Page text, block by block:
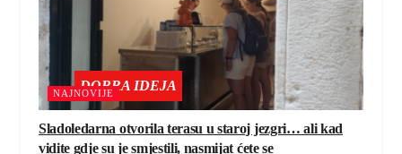
DOBRA IDEJA
NAJNOVIJE
Sladoledarna otvorila terasu u staroj jezgri… ali kad
vidite gdje su je smjestili, nasmijat ćete se